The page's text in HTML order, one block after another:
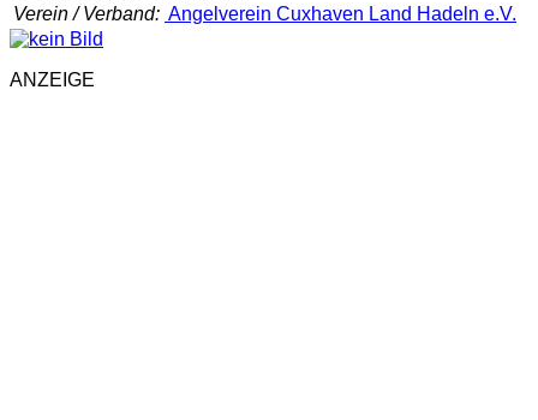
Verein / Verband: Angelverein Cuxhaven Land Hadeln e.V.
ANZEIGE